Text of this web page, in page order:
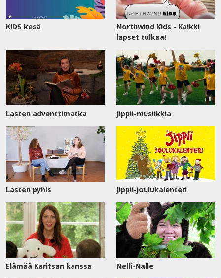
KIDS kesä
Northwind Kids - Kaikki
lapset tulkaa!
Lasten adventtimatka Jippii-musiikkia
Lasten pyhis Jippii-joulukalenteri
Elämää Karitsan kanssa Nelli-Nalle